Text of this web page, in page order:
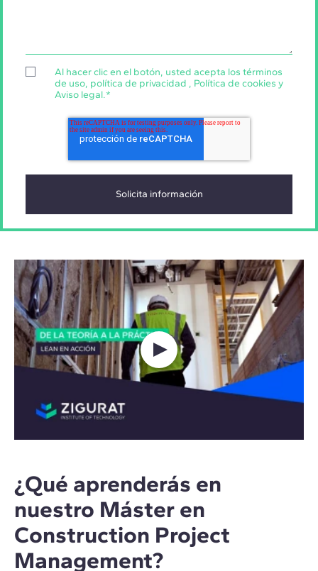
Al hacer clic en el botón, usted acepta los términos
de uso, política de privacidad , Política de cookies y
Aviso legal.*
¿Qué aprenderás en
nuestro Máster en
Construction Project
Management?